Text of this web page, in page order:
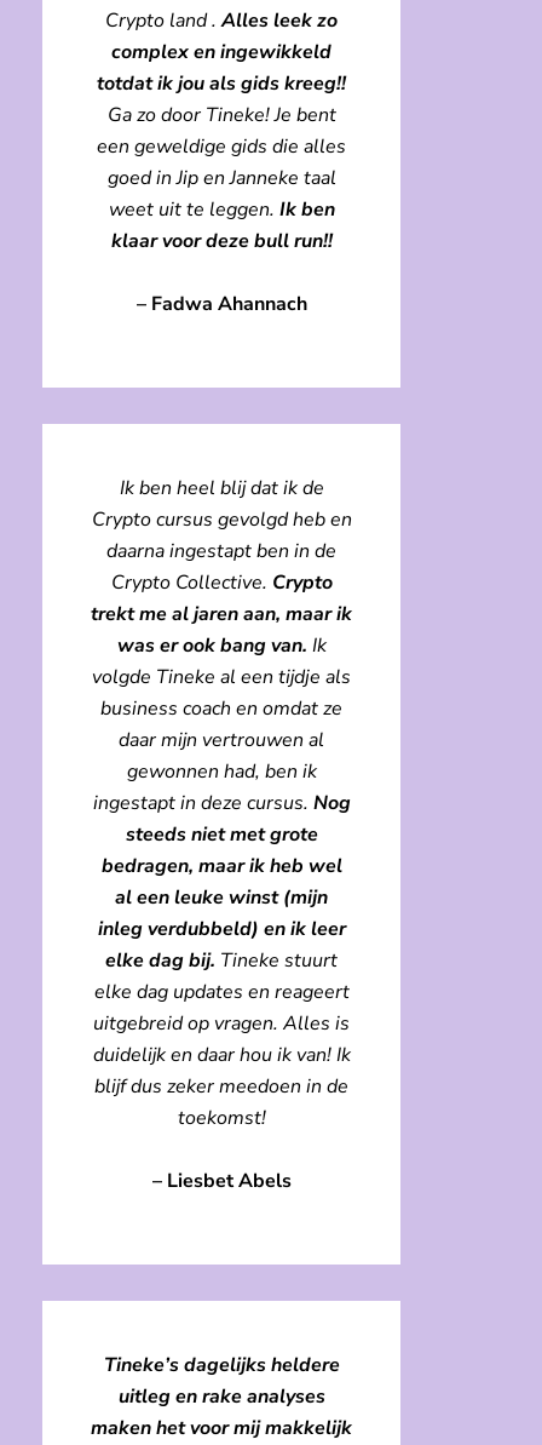
Crypto land .Alles leek zo
complex en ingewikkeld
totdat ik jou als gids kreeg!!
Ga zo door Tineke! Je bent
een geweldige gids die alles
goed in Jip en Janneke taal
weet uit te leggen. Ik ben
klaar voor deze bull run!!
– Fadwa Ahannach
Ik ben heel blij dat ik de
Crypto cursus gevolgd heb en
daarna ingestapt ben in de
Crypto Collective. Crypto
trekt me al jaren aan, maar ik
was er ook bang van. Ik
volgde Tineke al een tijdje als
business coach en omdat ze
daar mijn vertrouwen al
gewonnen had, ben ik
ingestapt in deze cursus. Nog
steeds niet met grote
bedragen, maar ik heb wel
al een leuke winst (mijn
inleg verdubbeld) en ik leer
elke dag bij. Tineke stuurt
elke dag updates en reageert
uitgebreid op vragen. Alles is
duidelijk en daar hou ik van! Ik
blijf dus zeker meedoen in de
toekomst!
– Liesbet Abels
Tineke’s dagelijks heldere
uitleg en rake analyses
maken het voor mij makkelijk